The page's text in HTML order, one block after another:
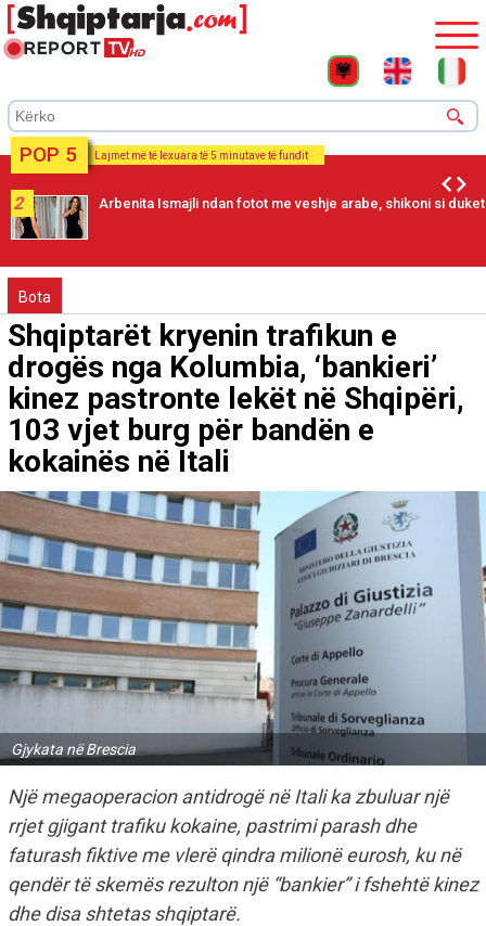
POP 5 Lajmet më të lexuara të 5 minutave të fundit
2 Arbenita Ismajli ndan fotot me veshje arabe, shikoni si duket
Bota
Shqiptarët kryenin trafikun e
drogës nga Kolumbia, ‘bankieri’
kinez pastronte lekët në Shqipëri,
103 vjet burg për bandën e
kokainës në Itali
Gjykata në Brescia
Një megaoperacion antidrogë në Itali ka zbuluar një
rrjet gjigant trafiku kokaine, pastrimi parash dhe
faturash fiktive me vlerë qindra milionë eurosh, ku në
qendër të skemës rezulton një “bankier” i fshehtë kinez
dhe disa shtetas shqiptarë.